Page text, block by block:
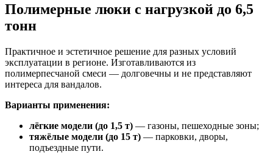
Полимерные люки с нагрузкой до 6,5
тонн
Практичное и эстетичное решение для разных условий
эксплуатации в регионе. Изготавливаются из
полимерпесчаной смеси — долговечны и не представляют
интереса для вандалов.
Варианты применения:
лёгкие модели (до 1,5 т) — газоны, пешеходные зоны;
тяжёлые модели (до 15 т) — парковки, дворы,
подъездные пути.